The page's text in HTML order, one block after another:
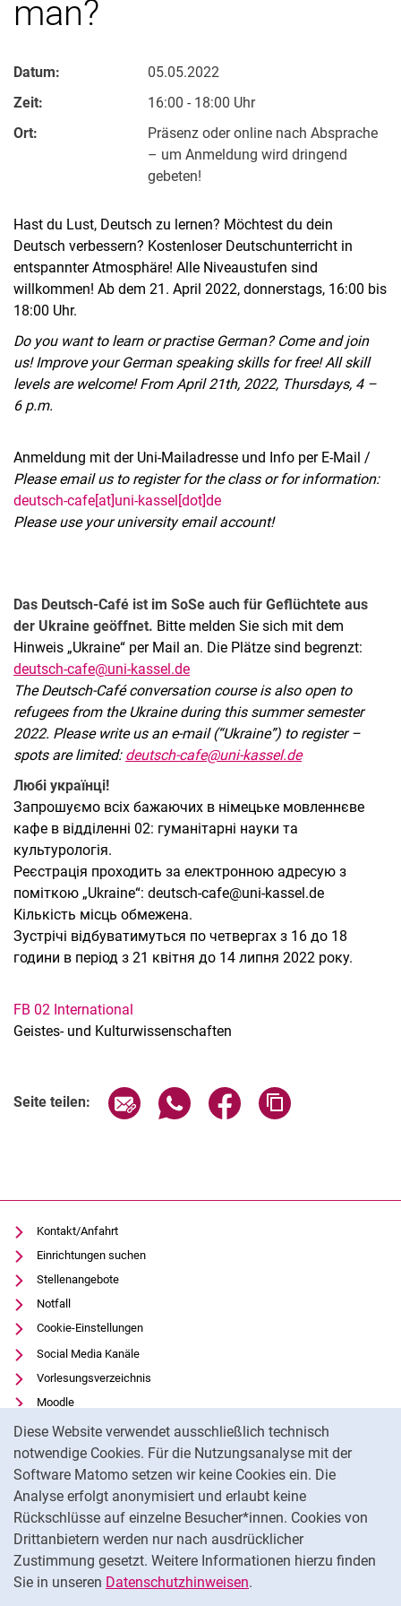
Diese Website verwendet ausschließlich technisch
notwendige Cookies. Für die Nutzungsanalyse mit der
Software Matomo setzen wir keine Cookies ein. Die
Analyse erfolgt anonymisiert und erlaubt keine
Rückschlüsse auf einzelne Besucher*innen. Cookies von
Drittanbietern werden nur nach ausdrücklicher
Zustimmung gesetzt. Weitere Informationen hierzu finden
Sie in unseren Datenschutzhinweisen.
man?
Datum:
05.05.2022
Zeit:
16:00 - 18:00 Uhr
Ort:
Präsenz oder online nach Absprache
– um Anmeldung wird dringend
gebeten!
Hast du Lust, Deutsch zu lernen? Möchtest du dein
Deutsch verbessern? Kostenloser Deutschunterricht in
entspannter Atmosphäre! Alle Niveaustufen sind
willkommen! Ab dem 21. April 2022, donnerstags, 16:00 bis
18:00 Uhr.
Do you want to learn or practise German? Come and join
us! Improve your German speaking skills for free! All skill
levels are welcome! From April 21th, 2022, Thursdays, 4 –
6 p.m.
Anmeldung mit der Uni-Mailadresse und Info per E-Mail /
Please email us to register for the class or for information:
deutsch-cafe[at]uni-kassel[dot]de
Please use your university email account!
Das Deutsch-Café ist im SoSe auch für Geflüchtete aus
der Ukraine geöffnet. Bitte melden Sie sich mit dem
Hinweis „Ukraine“ per Mail an. Die Plätze sind begrenzt:
deutsch-cafe@uni-kassel.de
The Deutsch-Café conversation course is also open to
refugees from the Ukraine during this summer semester
2022. Please write us an e-mail (“Ukraine”) to register –
spots are limited: deutsch-cafe@uni-kassel.de
Любі українці!
Запрошуємо всіх бажаючих в німецьке мовленнєве
кафе в відділенні 02: гуманітарні науки та
культурологія.
Реєстрація проходить за електронною адресую з
поміткою „Ukraine“: deutsch-cafe@uni-kassel.de
Кількість місць обмежена.
Зустрічі відбуватимуться по четвергах з 16 до 18
години в період з 21 квітня до 14 липня 2022 року.
FB 02 International
Geistes- und Kulturwissenschaften
Seite teilen: Seite über E-Mail teilen
Seite über WhatsApp teilen
Seite über Facebook
Kontakt/Anfahrt
Einrichtungen suchen
Stellenangebote
Notfall
Cookie-Einstellungen
Social Media Kanäle
Vorlesungsverzeichnis
Moodle
Panopto
Universitätsbibliothek
Datenschutz
Barrierefreiheit
Transparenter KI-Einsatz